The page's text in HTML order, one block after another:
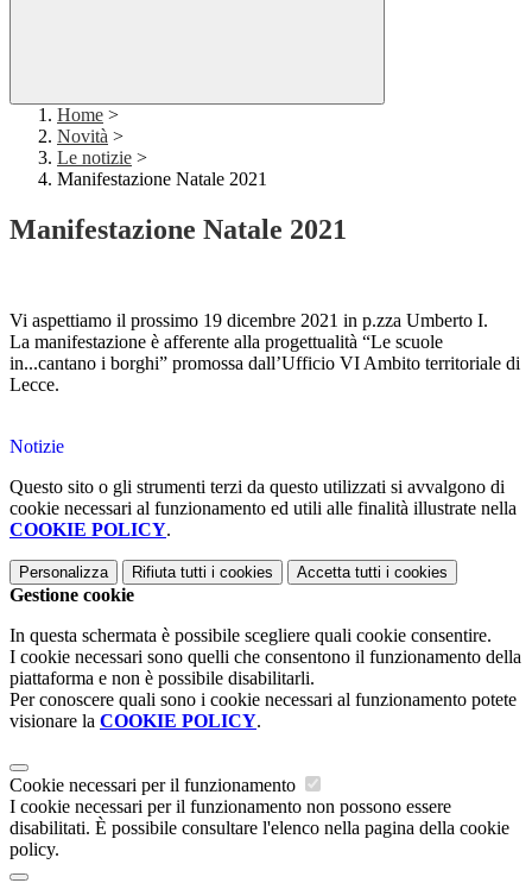
Home >
Novità >
Le notizie >
Manifestazione Natale 2021
Manifestazione Natale 2021
Vi aspettiamo il prossimo 19 dicembre 2021 in p.zza Umberto I.
La manifestazione è afferente alla progettualità “Le scuole
in...cantano i borghi” promossa dall’Ufficio VI Ambito territoriale di
Lecce.
Notizie
Questo sito o gli strumenti terzi da questo utilizzati si avvalgono di
cookie necessari al funzionamento ed utili alle finalità illustrate nella
COOKIE POLICY.
Personalizza Rifiuta tutti i cookies Accetta tutti i cookies
Gestione cookie
In questa schermata è possibile scegliere quali cookie consentire.
I cookie necessari sono quelli che consentono il funzionamento della
piattaforma e non è possibile disabilitarli.
Per conoscere quali sono i cookie necessari al funzionamento potete
visionare la COOKIE POLICY.
Cookie necessari per il funzionamento
I cookie necessari per il funzionamento non possono essere
disabilitati. È possibile consultare l'elenco nella pagina della cookie
policy.